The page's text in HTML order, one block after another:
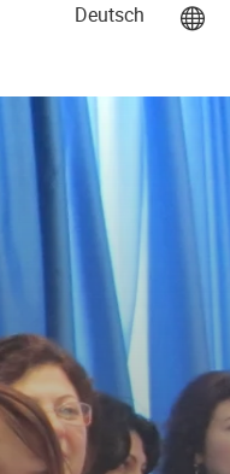
Deutsch